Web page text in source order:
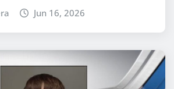
Jun 16, 2026